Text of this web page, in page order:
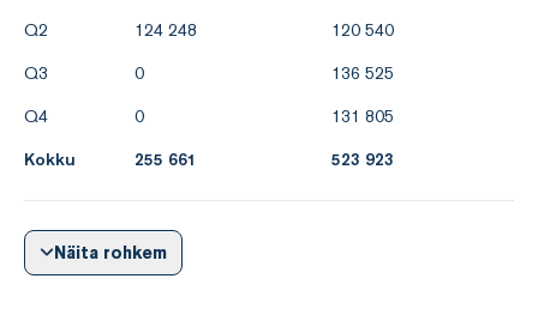
Q2
124 248
120 540
Q3
0
136 525
Q4
0
131 805
Kokku
255 661 523 923
Näita rohkem